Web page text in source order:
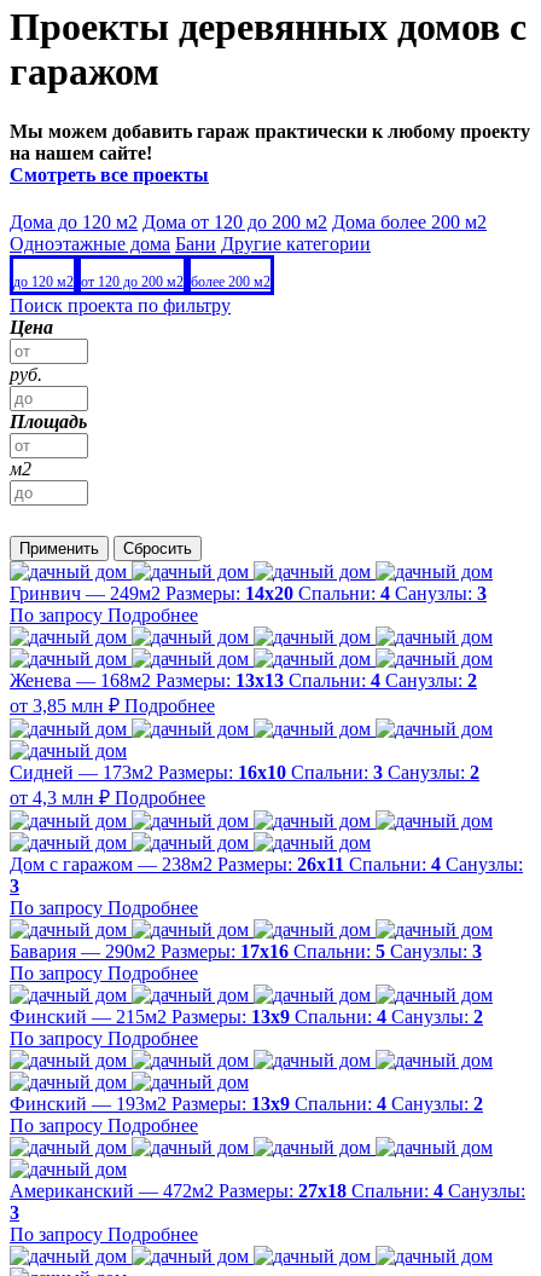
Проекты деревянных домов с
гаражом
Мы можем добавить гараж практически к любому проекту
на нашем сайте!
Смотреть все проекты
Дома до 120 м2 Дома от 120 до 200 м2 Дома более 200 м2
Одноэтажные дома Бани Другие категории
до 120 м2 от 120 до 200 м2 более 200 м2
Поиск проекта по фильтру
Цена
руб.
Площадь
м2
Применить Сбросить
Гринвич — 249м2 Размеры: 14х20 Спальни: 4 Санузлы: 3
По запросу Подробнее
Женева — 168м2 Размеры: 13х13 Спальни: 4 Санузлы: 2
от 3,85 млн ₽ Подробнее
Сидней — 173м2 Размеры: 16х10 Спальни: 3 Санузлы: 2
от 4,3 млн ₽ Подробнее
Дом с гаражом — 238м2 Размеры: 26х11 Спальни: 4 Санузлы:
3
По запросу Подробнее
Бавария — 290м2 Размеры: 17х16 Спальни: 5 Санузлы: 3
По запросу Подробнее
Финский — 215м2 Размеры: 13х9 Спальни: 4 Санузлы: 2
По запросу Подробнее
Финский — 193м2 Размеры: 13х9 Спальни: 4 Санузлы: 2
По запросу Подробнее
Американский — 472м2 Размеры: 27х18 Спальни: 4 Санузлы:
3
По запросу Подробнее